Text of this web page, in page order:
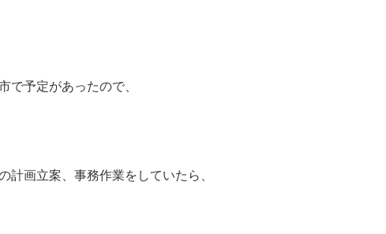
で予定があったので、
計画立案、事務作業をしていたら、